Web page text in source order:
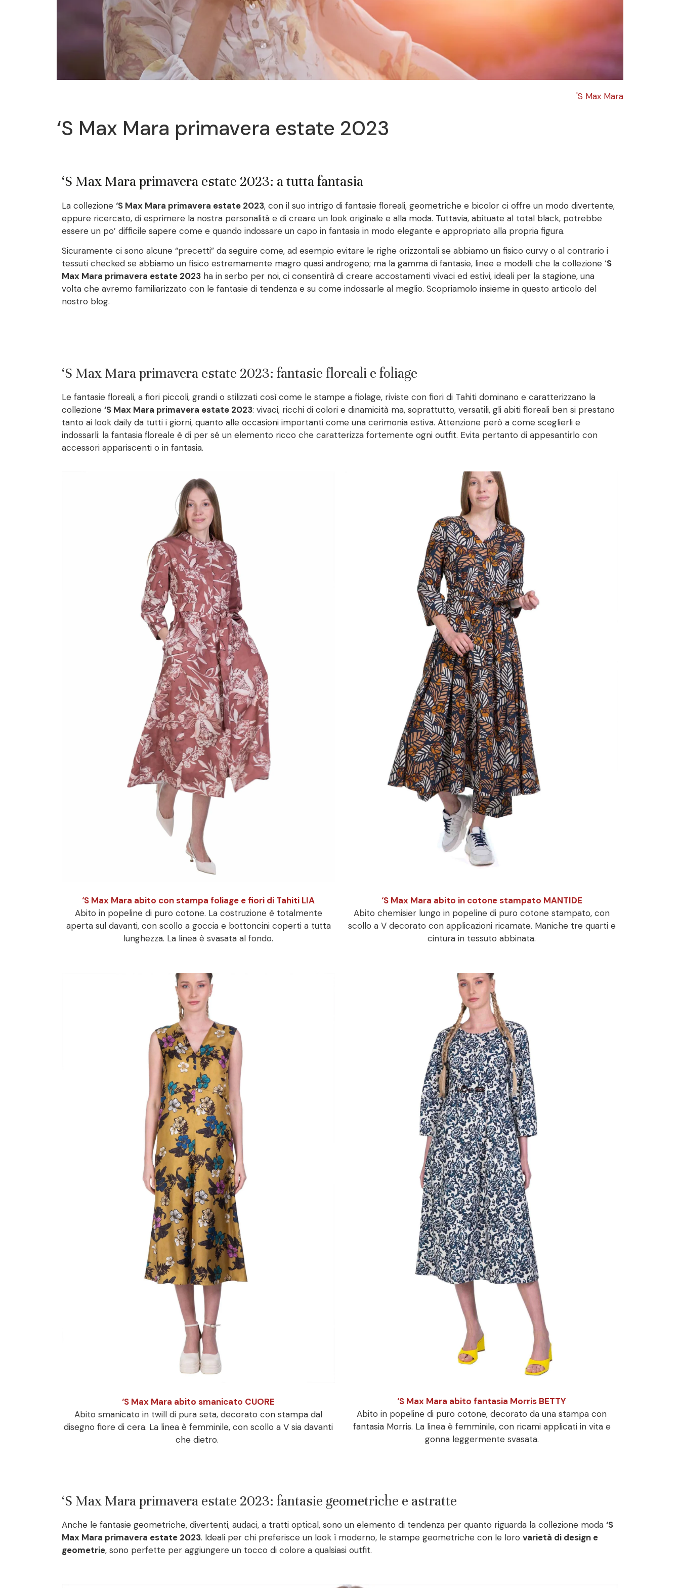
'S Max Mara
‘S Max Mara primavera estate 2023
‘S Max Mara primavera estate 2023: a tutta fantasia
La collezione ‘S Max Mara primavera estate 2023, con il suo intrigo di fantasie floreali, geometriche e bicolor ci offre un modo divertente,
eppure ricercato, di esprimere la nostra personalità e di creare un look originale e alla moda. Tuttavia, abituate al total black, potrebbe
essere un po’ difficile sapere come e quando indossare un capo in fantasia in modo elegante e appropriato alla propria figura.
Sicuramente ci sono alcune “precetti” da seguire come, ad esempio evitare le righe orizzontali se abbiamo un fisico curvy o al contrario i
tessuti checked se abbiamo un fisico estremamente magro quasi androgeno; ma la gamma di fantasie, linee e modelli che la collezione ‘S
Max Mara primavera estate 2023 ha in serbo per noi, ci consentirà di creare accostamenti vivaci ed estivi, ideali per la stagione, una
volta che avremo familiarizzato con le fantasie di tendenza e su come indossarle al meglio. Scopriamolo insieme in questo articolo del
nostro blog.
‘S Max Mara primavera estate 2023: fantasie floreali e foliage
Le fantasie floreali, a fiori piccoli, grandi o stilizzati così come le stampe a fiolage, riviste con fiori di Tahiti dominano e caratterizzano la
collezione ‘S Max Mara primavera estate 2023: vivaci, ricchi di colori e dinamicità ma, soprattutto, versatili, gli abiti floreali ben si prestano
tanto ai look daily da tutti i giorni, quanto alle occasioni importanti come una cerimonia estiva. Attenzione però a come sceglierli e
indossarli: la fantasia floreale è di per sé un elemento ricco che caratterizza fortemente ogni outfit. Evita pertanto di appesantirlo con
accessori appariscenti o in fantasia.
‘S Max Mara abito con stampa foliage e fiori di Tahiti LIA
Abito in popeline di puro cotone. La costruzione è totalmente
aperta sul davanti, con scollo a goccia e bottoncini coperti a tutta
lunghezza. La linea è svasata al fondo.
‘S Max Mara abito in cotone stampato MANTIDE
Abito chemisier lungo in popeline di puro cotone stampato, con
scollo a V decorato con applicazioni ricamate. Maniche tre quarti e
cintura in tessuto abbinata.
‘S Max Mara abito smanicato CUORE
Abito smanicato in twill di pura seta, decorato con stampa dal
disegno fiore di cera. La linea è femminile, con scollo a V sia davanti
che dietro.
‘S Max Mara abito fantasia Morris BETTY
Abito in popeline di puro cotone, decorato da una stampa con
fantasia Morris. La linea è femminile, con ricami applicati in vita e
gonna leggermente svasata.
‘S Max Mara primavera estate 2023: fantasie geometriche e astratte
Anche le fantasie geometriche, divertenti, audaci, a tratti optical, sono un elemento di tendenza per quanto riguarda la collezione moda ‘S
Max Mara primavera estate 2023. Ideali per chi preferisce un look ì moderno, le stampe geometriche con le loro varietà di design e
geometrie, sono perfette per aggiungere un tocco di colore a qualsiasi outfit.